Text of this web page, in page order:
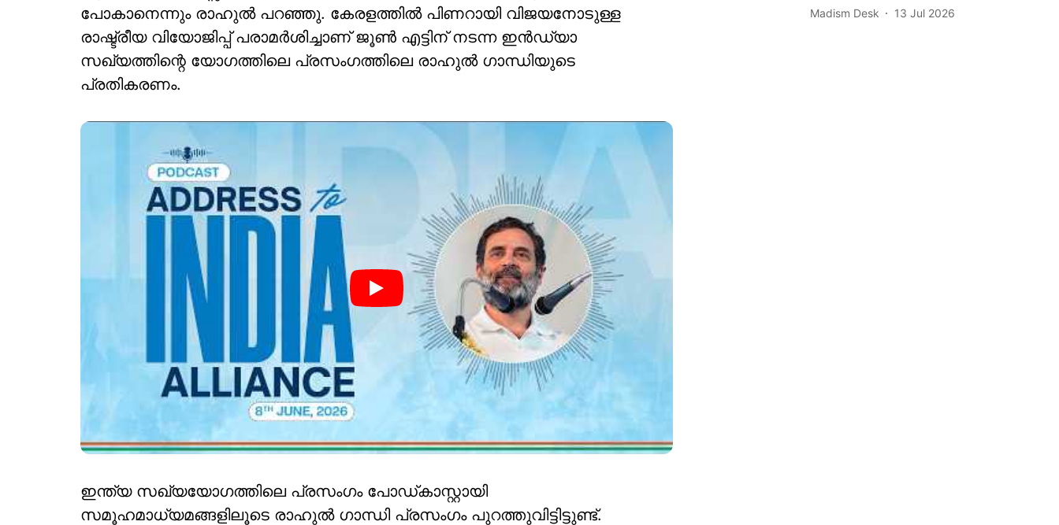
പോകാനെന്നും രാഹുല്‍ പറഞ്ഞു. കേരളത്തില്‍ പിണറായി വിജയനോടുള്ള
രാഷ്ട്രീയ വിയോജിപ്പ് പരാമര്‍ശിച്ചാണ് ജൂണ്‍ എട്ടിന് നടന്ന ഇന്‍ഡ്യാ
സഖ്യത്തിന്റെ യോഗത്തിലെ പ്രസംഗത്തിലെ രാഹുല്‍ ഗാന്ധിയുടെ
പ്രതികരണം.
ഇന്ത്യ സഖ്യയോഗത്തിലെ പ്രസംഗം പോഡ്കാസ്റ്റായി
സമൂഹമാധ്യമങ്ങളിലൂടെ രാഹുല്‍ ഗാന്ധി പ്രസംഗം പുറത്തുവിട്ടിട്ടുണ്ട്.
Madism Desk 13 Jul 2026